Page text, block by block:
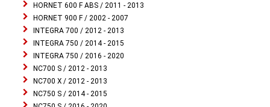
HORNET 600 F ABS / 2011 - 2013
HORNET 900 F / 2002 - 2007
INTEGRA 700 / 2012 - 2013
INTEGRA 750 / 2014 - 2015
INTEGRA 750 / 2016 - 2020
NC700 S / 2012 - 2013
NC700 X / 2012 - 2013
NC750 S / 2014 - 2015